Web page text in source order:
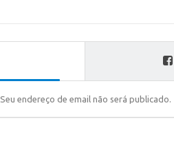
Seu endereço de email não será publicado.